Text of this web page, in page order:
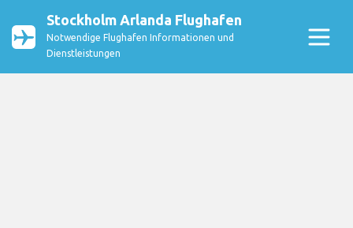
Stockholm Arlanda Flughafen
Notwendige Flughafen Informationen und
Dienstleistungen